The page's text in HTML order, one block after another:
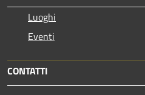
Luoghi
Eventi
CONTATTI